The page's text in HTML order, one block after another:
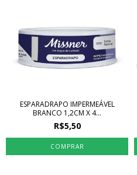
ESPARADRAPO IMPERMEÁVEL
BRANCO 1,2CM X 4...
R$5,50